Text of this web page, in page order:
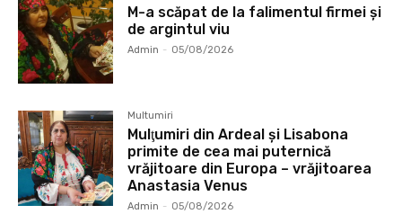
M-a scăpat de la falimentul firmei și
de argintul viu
Admin - 05/08/2026
Multumiri
Mulţumiri din Ardeal și Lisabona
primite de cea mai puternică
vrăjitoare din Europa – vrăjitoarea
Anastasia Venus
Admin - 05/08/2026